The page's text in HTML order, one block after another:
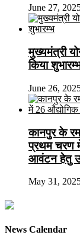
June 27,
मुख्यमंत्री
किया
June 26,
कानपुर के
प्रथम चरण
आवंटन हेतु
May 31,
News Calendar